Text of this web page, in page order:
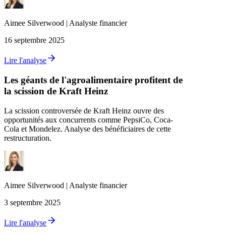
Aimee Silverwood Analyste financier
16 septembre 2025
Lire l'analyse
Les géants de l'agroalimentaire profitent de
la scission de Kraft Heinz
La scission controversée de Kraft Heinz ouvre des
opportunités aux concurrents comme PepsiCo, Coca-
Cola et Mondelez. Analyse des bénéficiaires de cette
restructuration.
Aimee Silverwood | Analyste financier
3 septembre 2025
Lire l'analyse